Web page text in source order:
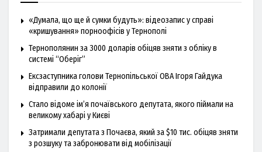
«Думала, що ще й сумки будуть»: відеозапис у справі
«кришування» порноофісів у Тернополі
Тернополянин за 3000 доларів обіцяв зняти з обліку в
системі “Оберіг”
Ексзаступника голови Тернопільської ОВА Ігоря Гайдука
відправили до колонії
Стало відоме ім’я почаївського депутата, якого піймали на
великому хабарі у Києві
Затримали депутата з Почаєва, який за $10 тис. обіцяв зняти
з розшуку та забронювати від мобілізації